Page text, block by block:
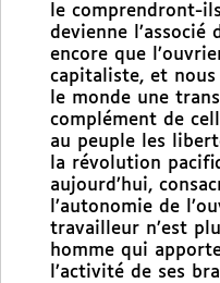
le comprendront-
devienne l’associé
encore que
capitaliste, et nous
le monde une
complément de
au peuple les
la révolution
aujourd’hui,
l’autonomie de
travailleur n’est
homme qui
l’activité de ses